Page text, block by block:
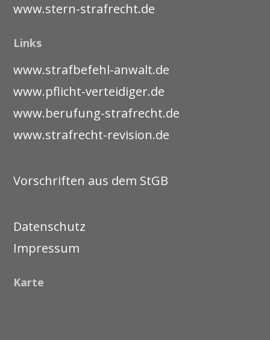
www.stern-strafrecht.de
Links
www.strafbefehl-anwalt.de
www.pflicht-verteidiger.de
www.berufung-strafrecht.de
www.strafrecht-revision.de
Vorschriften aus dem StGB
Datenschutz
Impressum
Karte